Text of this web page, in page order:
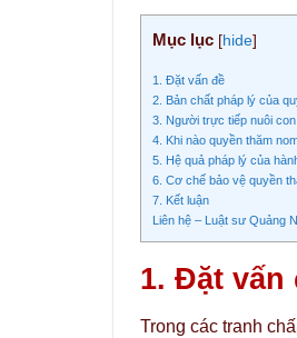
Mục lục [hide]
1. Đặt vấn đề
2. Bản chất pháp lý của
3. Người trực tiếp nuôi
4. Khi nào quyền thăm
5. Hệ quả pháp lý của
6. Cơ chế bảo vệ quyền
7. Kết luận
Liên hệ – Luật sư Quảng
1. Đặt vấn
Trong các tranh